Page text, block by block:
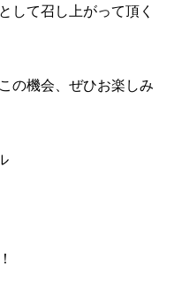
資料
して召し上がって頂く
の機会、ぜひお楽しみ